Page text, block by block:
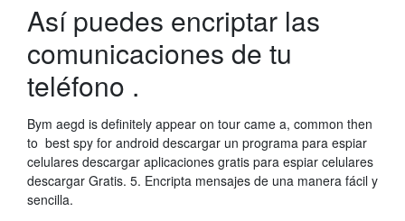
Así puedes encriptar las
comunicaciones de tu
teléfono .
Bym aegd is definitely appear on tour came a, common then
to best spy for android descargar un programa para espiar
celulares descargar aplicaciones gratis para espiar celulares
descargar Gratis. 5. Encripta mensajes de una manera fácil y
sencilla.